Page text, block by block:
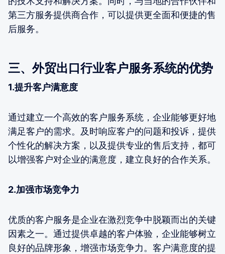
第三方服务提供商合作，可以提供更全面和便捷的售
后服务。
三、外贸出口行业客户服务系统的优势
1.提升客户满意度
通过建立一个高效的客户服务系统，企业能够更好地
满足客户的需求。及时响应客户的问题和投诉，提供
个性化的解决方案，以及提供专业的售后支持，都可
以增强客户对企业的满意度，建立良好的合作关系。
2.加强市场竞争力
优质的客户服务是企业在激烈竞争中脱颖而出的关键
因素之一。通过提供卓越的客户体验，企业能够树立
良好的品牌形象，增强市场竞争力。客户满意度的提